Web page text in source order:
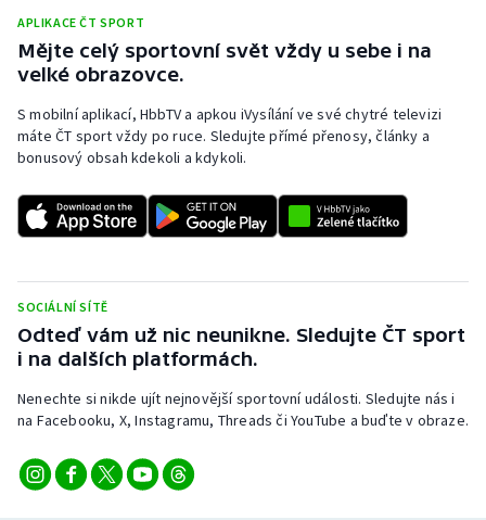
APLIKACE ČT SPORT
Mějte celý sportovní svět vždy u sebe i na
velké obrazovce.
S mobilní aplikací, HbbTV a apkou iVysílání ve své chytré televizi
máte ČT sport vždy po ruce. Sledujte přímé přenosy, články a
bonusový obsah kdekoli a kdykoli.
SOCIÁLNÍ SÍTĚ
Odteď vám už nic neunikne. Sledujte ČT sport
i na dalších platformách.
Nenechte si nikde ujít nejnovější sportovní události. Sledujte nás i
na Facebooku, X, Instagramu, Threads či YouTube a buďte v obraze.